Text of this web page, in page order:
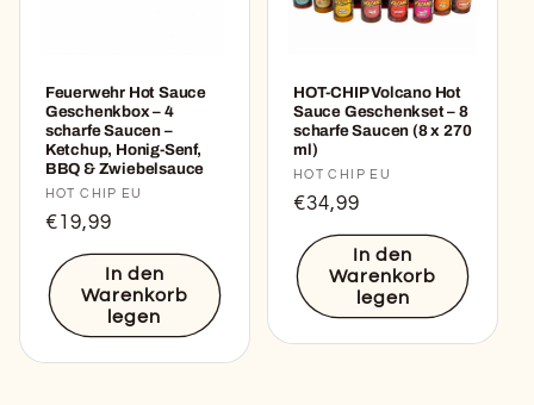
Feuerwehr Hot Sauce
Geschenkbox – 4
scharfe Saucen –
Ketchup, Honig-Senf,
BBQ & Zwiebelsauce
Anbieter:
HOT CHIP EU
Normaler
Preis
€19,99
In den
Warenkorb
legen
HOT-CHIP Volcano Hot
Sauce Geschenkset – 8
scharfe Saucen (8 x 270
ml)
Anbieter:
HOT CHIP EU
Normaler
Preis
€34,99
In den
Warenkorb
legen